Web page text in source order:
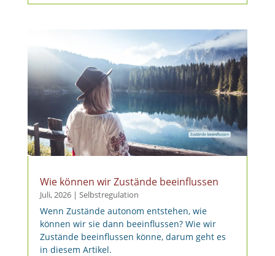
Wie können wir Zustände beeinflussen
Juli, 2026| Selbstregulation
Wenn Zustände autonom entstehen, wie
können wir sie dann beeinflussen? Wie wir
Zustände beeinflussen könne, darum geht es
in diesem Artikel.